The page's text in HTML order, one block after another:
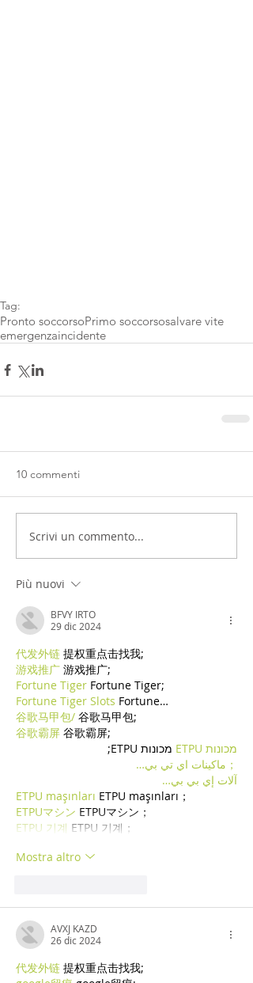
Tag:
Pronto soccorsoPrimo soccorsosalvare vite
emergenzaincidente
10 commenti
Scrivi un commento...
Più nuovi
BFVY IRTO
29 dic 2024
代发外链 提权重点击找我;
游戏推广 游戏推广;
Fortune Tiger Fortune Tiger;
Fortune Tiger Slots Fortune…
谷歌马甲包/ 谷歌马甲包;
谷歌霸屏 谷歌霸屏;
מכונות ETPU
מכונות ETPU;
；ماكينات اي تي بي…
آلات إي بي بي…
ETPU maşınları ETPU maşınları；
ETPUマシン ETPUマシン；
ETPU 기계 ETPU 기계；
Mostra altro
AVXJ KAZD
26 dic 2024
代发外链 提权重点击找我;